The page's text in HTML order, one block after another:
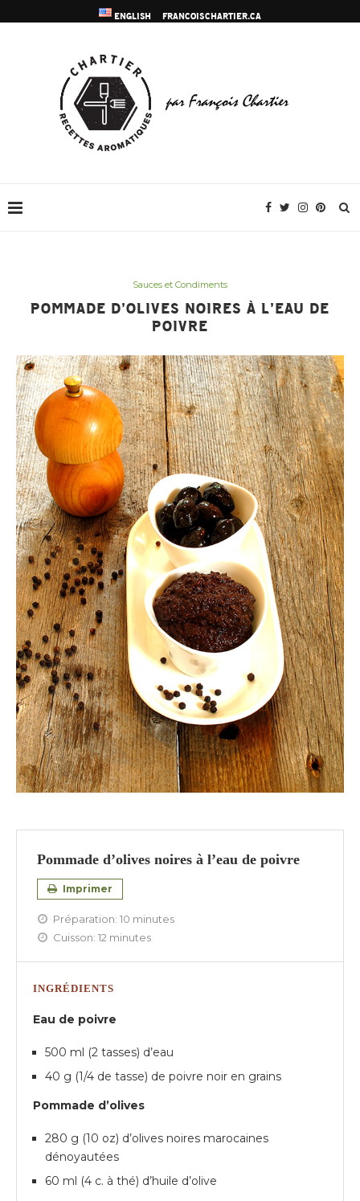
ENGLISH FRANCOISCHARTIER.CA
Sauces et Condiments
POMMADE D’OLIVES NOIRES À L’EAU DE
POIVRE
Pommade d’olives noires à l’eau de poivre
Imprimer
Préparation: 10 minutes
Cuisson: 12 minutes
INGRÉDIENTS
Eau de poivre
500 ml (2 tasses) d’eau
40 g (1/4 de tasse) de poivre noir en grains
Pommade d’olives
280 g (10 oz) d’olives noires marocaines
dénoyautées
60 ml (4 c. à thé) d’huile d’olive